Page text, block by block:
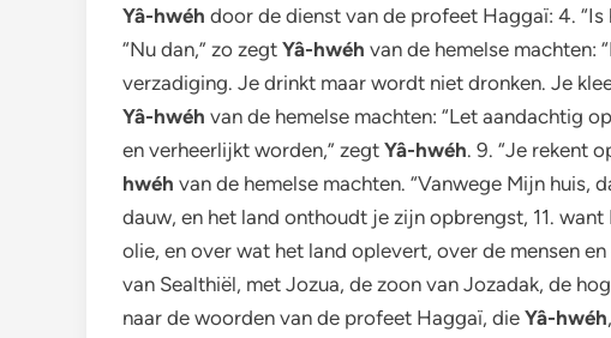
Yâ-hwéh door de dienst van de profeet Haggaï: 4.
“Nu dan,” zo zegt Yâ-hwéh van de hemelse machten:
verzadiging. Je drinkt maar wordt niet dronken. Je
Yâ-hwéh van de hemelse machten: “Let aandachtig
en verheerlijkt worden,” zegt Yâ-hwéh. 9. “Je rekent
hwéh van de hemelse machten. “Vanwege Mijn
dauw, en het land onthoudt je zijn opbrengst, 11.
olie, en over wat het land oplevert, over de mensen
van Sealthiël, met Jozua, de zoon van Jozadak, de
naar de woorden van de profeet Haggaï, die Yâ-hwéh